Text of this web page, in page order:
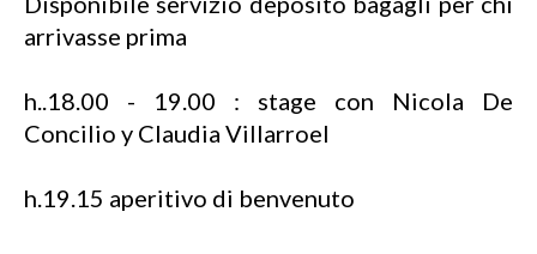
arrivasse prima
h..18.00 - 19.00 : stage con Nicola De
Concilio y Claudia Villarroel
h.19.15 aperitivo di benvenuto